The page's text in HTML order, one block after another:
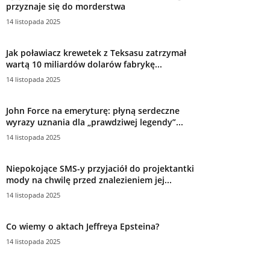
przyznaje się do morderstwa
14 listopada 2025
Jak poławiacz krewetek z Teksasu zatrzymał
wartą 10 miliardów dolarów fabrykę...
14 listopada 2025
John Force na emeryturę: płyną serdeczne
wyrazy uznania dla „prawdziwej legendy”...
14 listopada 2025
Niepokojące SMS-y przyjaciół do projektantki
mody na chwilę przed znalezieniem jej...
14 listopada 2025
Co wiemy o aktach Jeffreya Epsteina?
14 listopada 2025